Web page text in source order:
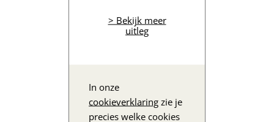
> Bekijk meer
uitleg
In onze
cookieverklaring zie je
precies welke cookies